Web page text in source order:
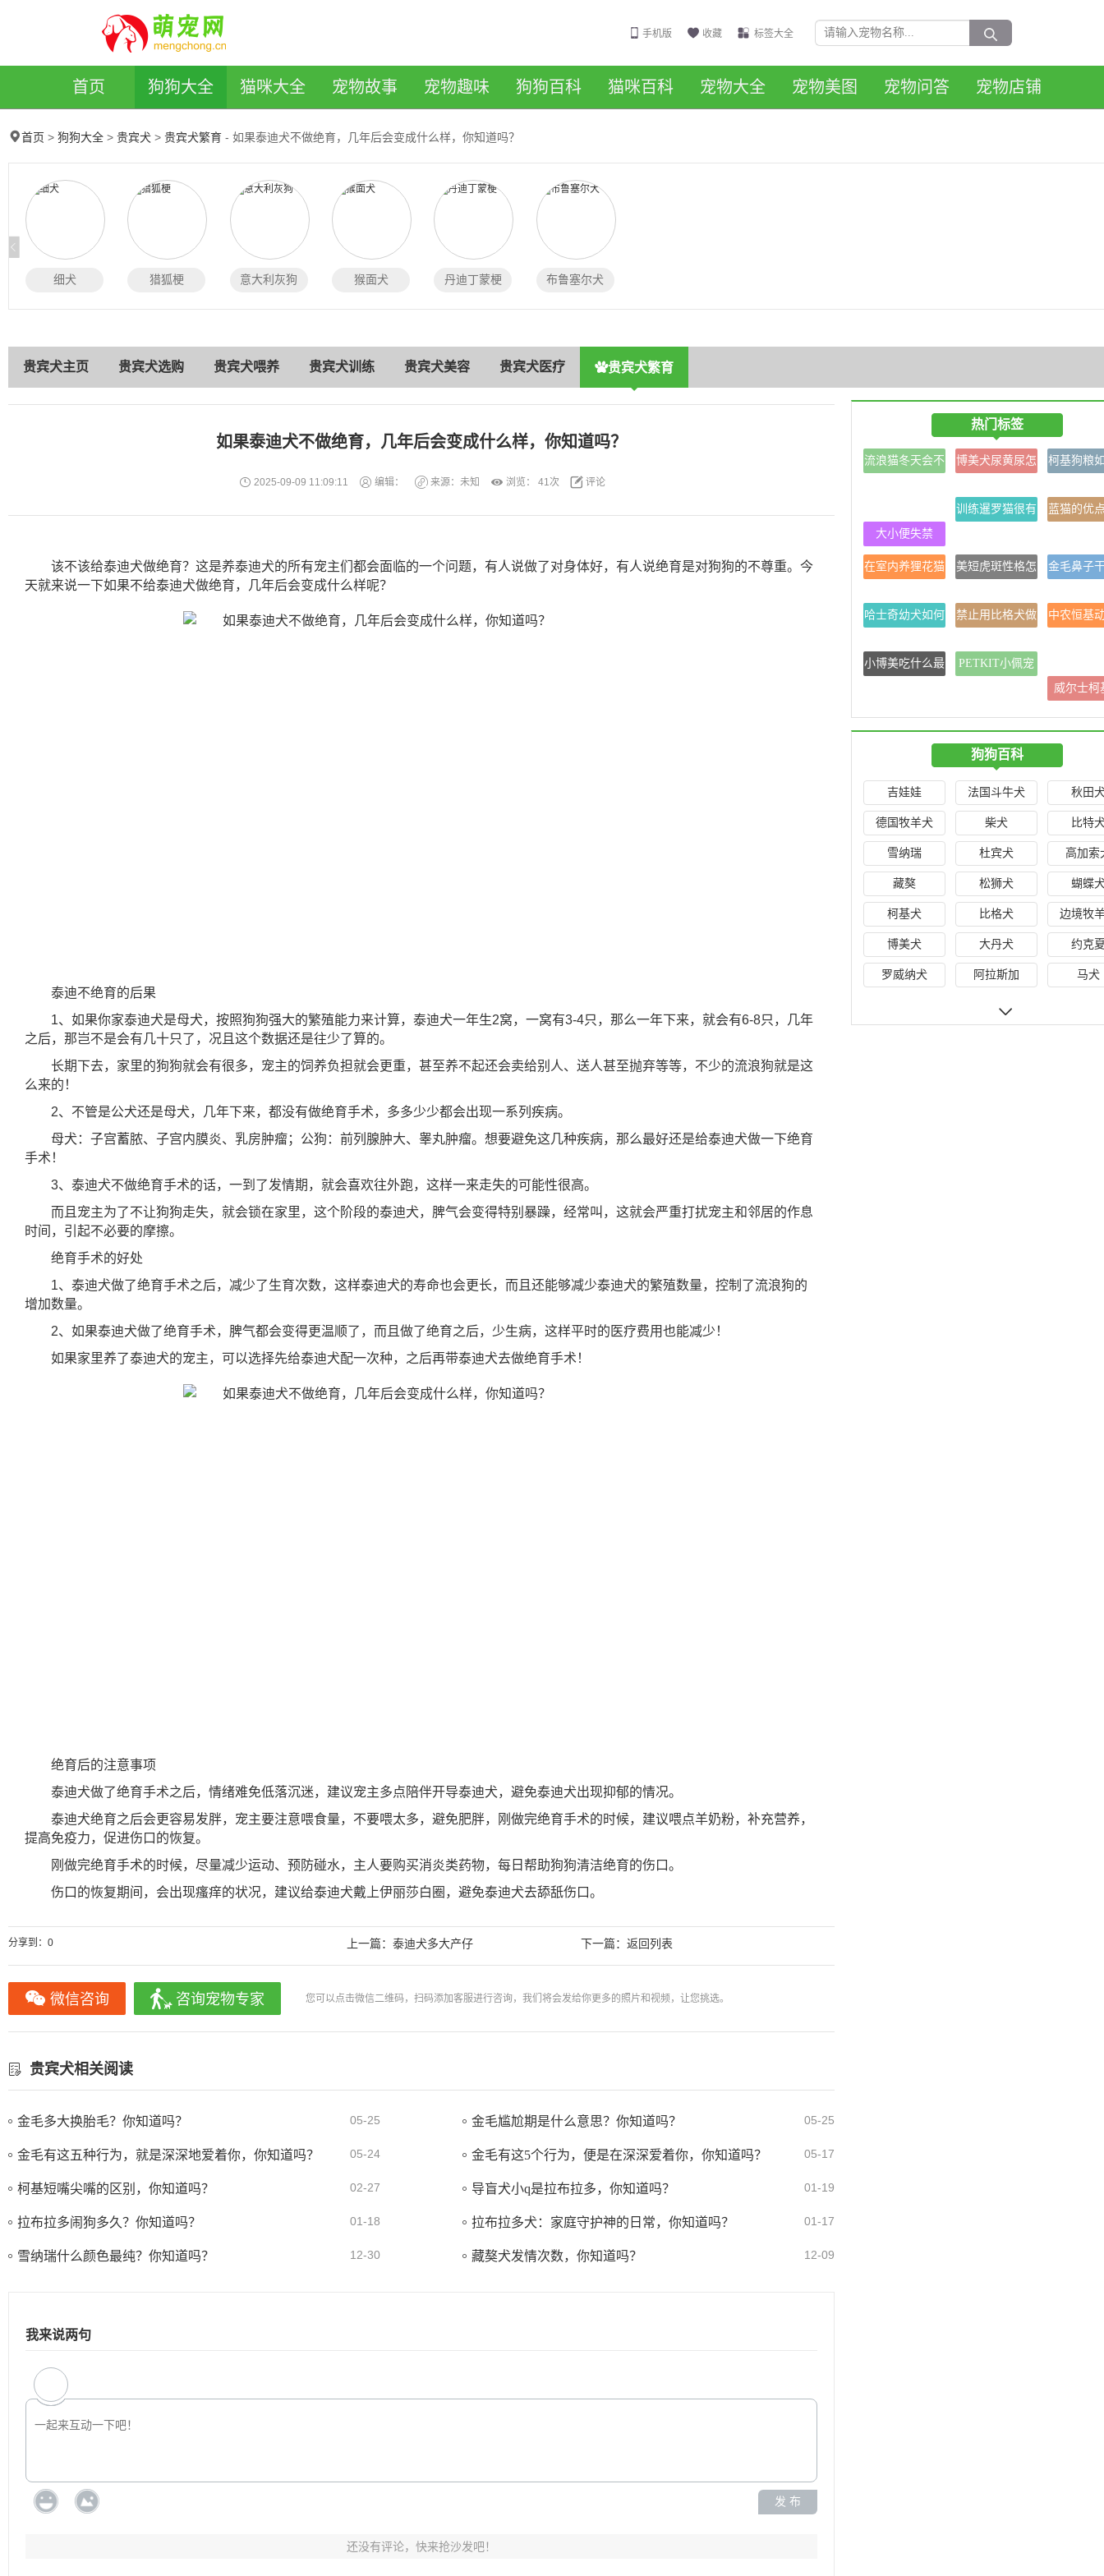
手机版 收藏 标签大全
首页 狗狗大全 猫咪大全 宠物故事 宠物趣味 狗狗百科 猫咪百科 宠物大全 宠物美图 宠物问答 宠物店铺
首页 > 狗狗大全 > 贵宾犬 > 贵宾犬繁育 - 如果泰迪犬不做绝育，几年后会变成什么样，你知道吗？
细犬 猎狐梗 意大利灰狗 猴面犬 丹迪丁蒙梗 布鲁塞尔犬
贵宾犬主页 贵宾犬选购 贵宾犬喂养 贵宾犬训练 贵宾犬美容 贵宾犬医疗 贵宾犬繁育
如果泰迪犬不做绝育，几年后会变成什么样，你知道吗？
2025-09-09 11:09:11 编辑： 来源：未知 浏览： 41次 评论
该不该给泰迪犬做绝育？这是养泰迪犬的所有宠主们都会面临的一个问题，有人说做了对身体好，有人说绝育是对狗狗的不尊重。今
天就来说一下如果不给泰迪犬做绝育，几年后会变成什么样呢？
泰迪不绝育的后果
1、如果你家泰迪犬是母犬，按照狗狗强大的繁殖能力来计算，泰迪犬一年生2窝，一窝有3-4只，那么一年下来，就会有6-8只，几年
之后，那岂不是会有几十只了，况且这个数据还是往少了算的。
长期下去，家里的狗狗就会有很多，宠主的饲养负担就会更重，甚至养不起还会卖给别人、送人甚至抛弃等等，不少的流浪狗就是这
么来的！
2、不管是公犬还是母犬，几年下来，都没有做绝育手术，多多少少都会出现一系列疾病。
母犬：子宫蓄脓、子宫内膜炎、乳房肿瘤；公狗：前列腺肿大、睾丸肿瘤。想要避免这几种疾病，那么最好还是给泰迪犬做一下绝育
手术！
3、泰迪犬不做绝育手术的话，一到了发情期，就会喜欢往外跑，这样一来走失的可能性很高。
而且宠主为了不让狗狗走失，就会锁在家里，这个阶段的泰迪犬，脾气会变得特别暴躁，经常叫，这就会严重打扰宠主和邻居的作息
时间，引起不必要的摩擦。
绝育手术的好处
1、泰迪犬做了绝育手术之后，减少了生育次数，这样泰迪犬的寿命也会更长，而且还能够减少泰迪犬的繁殖数量，控制了流浪狗的
增加数量。
2、如果泰迪犬做了绝育手术，脾气都会变得更温顺了，而且做了绝育之后，少生病，这样平时的医疗费用也能减少！
如果家里养了泰迪犬的宠主，可以选择先给泰迪犬配一次种，之后再带泰迪犬去做绝育手术！
绝育后的注意事项
泰迪犬做了绝育手术之后，情绪难免低落沉迷，建议宠主多点陪伴开导泰迪犬，避免泰迪犬出现抑郁的情况。
泰迪犬绝育之后会更容易发胖，宠主要注意喂食量，不要喂太多，避免肥胖，刚做完绝育手术的时候，建议喂点羊奶粉，补充营养，
提高免疫力，促进伤口的恢复。
刚做完绝育手术的时候，尽量减少运动、预防碰水，主人要购买消炎类药物，每日帮助狗狗清洁绝育的伤口。
伤口的恢复期间，会出现瘙痒的状况，建议给泰迪犬戴上伊丽莎白圈，避免泰迪犬去舔舐伤口。
分享到： 0 上一篇：泰迪犬多大产仔 下一篇：返回列表
微信咨询 咨询宠物专家 您可以点击微信二维码，扫码添加客服进行咨询，我们将会发给你更多的照片和视频，让您挑选。
贵宾犬相关阅读
金毛多大换胎毛？你知道吗？ 05-25 金毛尴尬期是什么意思？你知道吗？ 05-25
金毛有这五种行为，就是深深地爱着你，你知道吗？ 05-24 金毛有这5个行为，便是在深深爱着你，你知道吗？ 05-17
柯基短嘴尖嘴的区别，你知道吗？ 02-27 导盲犬小q是拉布拉多，你知道吗？ 01-19
拉布拉多闹狗多久？你知道吗？ 01-18 拉布拉多犬：家庭守护神的日常，你知道吗？ 01-17
雪纳瑞什么颜色最纯？你知道吗？ 12-30 藏獒犬发情次数，你知道吗？ 12-09
我来说两句
发 布
还没有评论，快来抢沙发吧！
热门标签
流浪猫冬天会不
博美犬尿黄尿怎
柯基狗粮
大小便失禁
训练暹罗猫很有
蓝猫的优
在室内养狸花猫
美短虎斑性格怎
金毛鼻子
哈士奇幼犬如何
禁止用比格犬做
中农恒基
小博美吃什么最
PETKIT小佩宠
威尔士柯
狗狗百科
吉娃娃 法国斗牛犬 秋田
德国牧羊犬 柴犬 比特
雪纳瑞 杜宾犬 高加索
藏獒 松狮犬 蝴蝶
柯基犬 比格犬 边境牧
博美犬 大丹犬 约克
罗威纳犬 阿拉斯加 马犬